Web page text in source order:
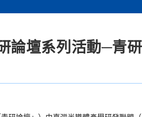
論壇系列活動─青